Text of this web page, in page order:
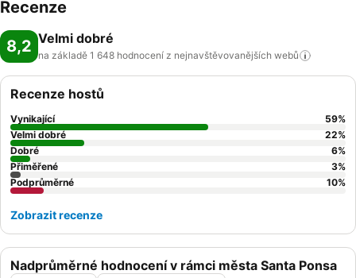
Recenze
8,2 Velmi dobré
na základě 1 648 hodnocení z nejnavštěvovanějších webů
Nadprůměrné hodnocení v rámci města Santa Ponsa
Recenze hostů
Vynikající 59%
Velmi dobré
22%
Dobré
6%
Přiměřené
3%
Podprůměrné
10%
Zobrazit recenze